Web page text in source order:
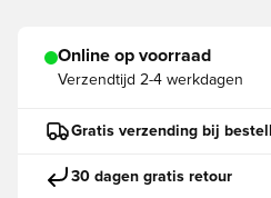
Online op voorraad
Verzendtijd 2-4 werkdagen
Gratis verzending bij
30 dagen gratis retour